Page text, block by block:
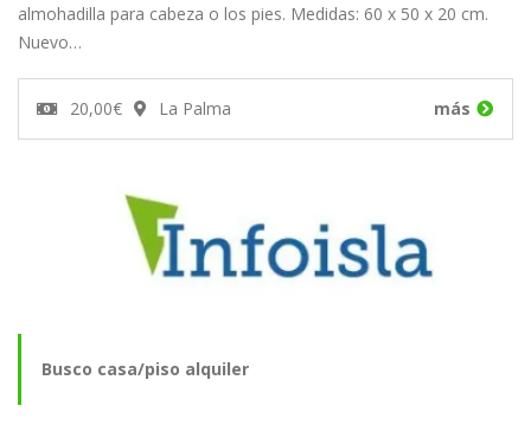
almohadilla para cabeza o los pies. Medidas: 60 x 50 x 20 cm.
Nuevo…
20,00€ La Palma más
Busco casa/piso alquiler